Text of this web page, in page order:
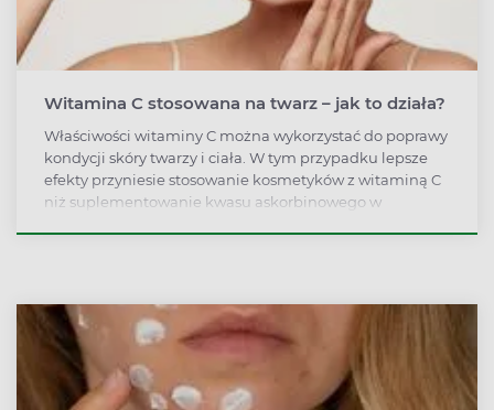
Witamina C stosowana na twarz – jak to działa?
Właściwości witaminy C można wykorzystać do poprawy
kondycji skóry twarzy i ciała. W tym przypadku lepsze
efekty przyniesie stosowanie kosmetyków z witaminą C
niż suplementowanie kwasu askorbinowego w